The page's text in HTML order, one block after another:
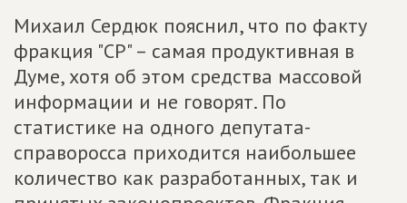
Михаил Сердюк пояснил, что по факту
фракция "СР" – самая продуктивная в
Думе, хотя об этом средства массовой
информации и не говорят. По
статистике на одного депутата-
справоросса приходится наибольшее
количество как разработанных, так и